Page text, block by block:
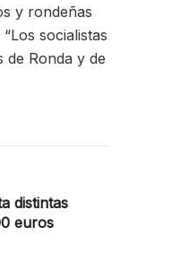
y rondeñas
socialistas
de Ronda y de
distintas
euros